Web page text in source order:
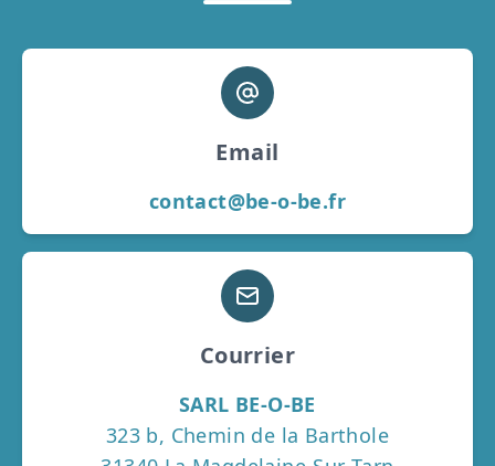
Email
contact@be-o-be.fr
Courrier
SARL BE-O-BE
323 b, Chemin de la Barthole